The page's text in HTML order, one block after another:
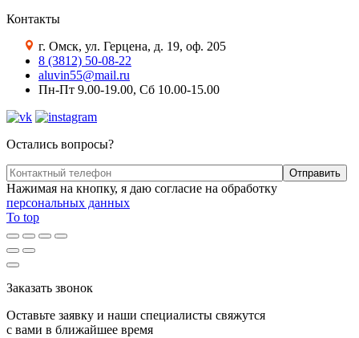
Контакты
г. Омск, ул. Герцена, д. 19, оф. 205
8 (3812) 50-08-22
aluvin55@mail.ru
Пн-Пт 9.00-19.00, Сб 10.00-15.00
Остались вопросы?
Нажимая на кнопку, я даю согласие на обработку
персональных данных
To top
Заказать звонок
Оставьте заявку и наши специалисты свяжутся
с вами в ближайшее время